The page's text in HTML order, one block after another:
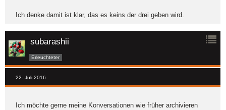
Ich denke damit ist klar, das es keins der drei geben wird.
subarashii
Erleuchteter
22. Juli 2016
Ich möchte gerne meine Konversationen wie früher archivieren